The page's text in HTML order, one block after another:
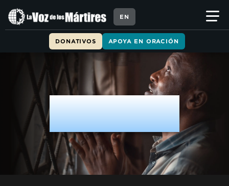
EN
DONATIVOS APOYA EN ORACIÓN
FE HEROICA